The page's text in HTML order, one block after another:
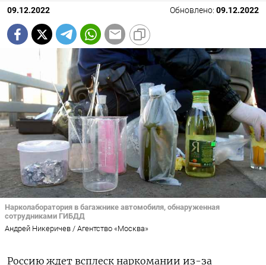
09.12.2022 Обновлено: 09.12.2022
Нарколаборатория в багажнике автомобиля, обнаруженная
сотрудниками ГИБДД
Андрей Никеричев / Агентство «Москва»
Россию ждет всплеск наркомании из-за